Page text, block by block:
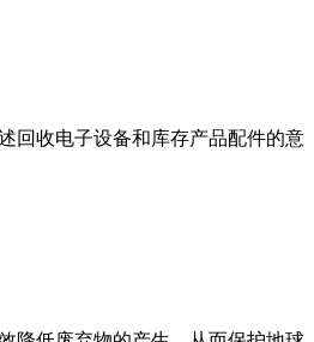
回收电子设备和库存产品配件的意